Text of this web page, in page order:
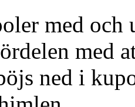
med och
med
ned i